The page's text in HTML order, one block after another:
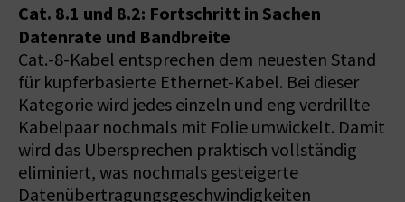
Cat. 8.1 und 8.2: Fortschritt in Sachen
Datenrate und Bandbreite
Cat.-8-Kabel entsprechen dem neuesten Stand
für kupferbasierte Ethernet-Kabel. Bei dieser
Kategorie wird jedes einzeln und eng verdrillte
Kabelpaar nochmals mit Folie umwickelt. Damit
wird das Übersprechen praktisch vollständig
eliminiert, was nochmals gesteigerte
Datenübertragungsgeschwindigkeiten